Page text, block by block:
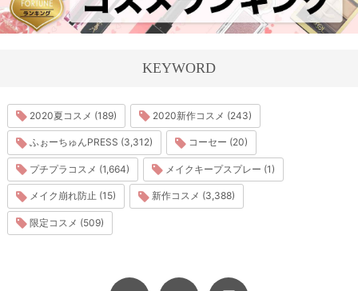
KEYWORD
2020夏コスメ (189) 2020新作コスメ (243)
ふぉーちゅんPRESS (3,312) コーセー (20)
プチプラコスメ (1,664) メイクキープスプレー (1)
メイク崩れ防止 (15) 新作コスメ (3,388)
限定コスメ (509)